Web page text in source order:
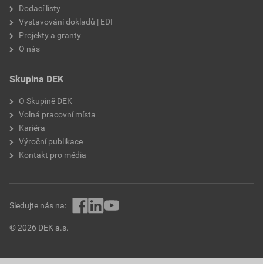
Dodací listy
Vystavování dokladů | EDI
Projekty a granty
O nás
Skupina DEK
O Skupině DEK
Volná pracovní místa
Kariéra
Výroční publikace
Kontakt pro média
© 2026 DEK a.s.
Sledujte nás na: